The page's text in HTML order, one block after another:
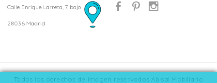
Calle Enrique Larreta, 7, bajo
28036 Madrid
Todos los derechos de imagen reservados Abisal Mobiliario